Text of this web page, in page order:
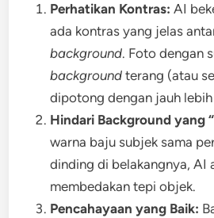
Perhatikan Kontras: AI
ada kontras yang jelas
background. Foto dengan
background terang (atau
dipotong dengan jauh
Hindari Background yang
warna baju subjek sama
dinding di belakangnya, AI
membedakan tepi objek.
Pencahayaan yang Baik: